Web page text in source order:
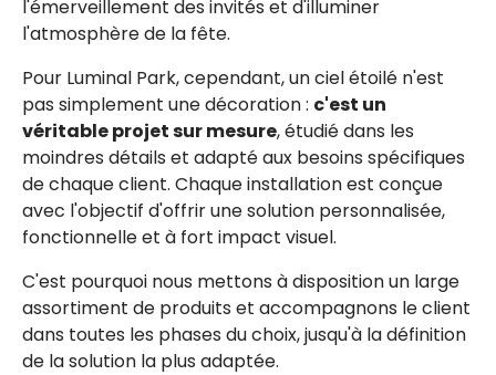
l'émerveillement des invités et d'illuminer
l'atmosphère de la fête.
Pour Luminal Park, cependant, un ciel étoilé n'est
pas simplement une décoration : c'est un
véritable projet sur mesure, étudié dans les
moindres détails et adapté aux besoins spécifiques
de chaque client. Chaque installation est conçue
avec l'objectif d'offrir une solution personnalisée,
fonctionnelle et à fort impact visuel.
C'est pourquoi nous mettons à disposition un large
assortiment de produits et accompagnons le client
dans toutes les phases du choix, jusqu'à la définition
de la solution la plus adaptée.